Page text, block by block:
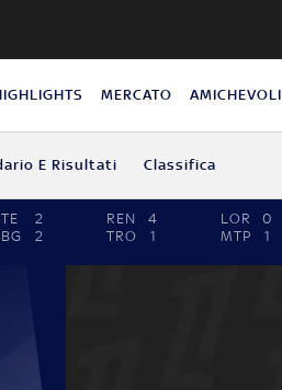
MERCATO AMICHEVOLI
E Risultati Classifica
2
2
REN
4
TRO
1
LOR
0
MTP
1